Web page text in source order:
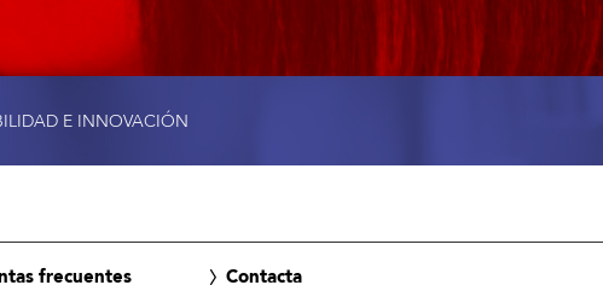
E INNOVACIÓN
frecuentes Contacta